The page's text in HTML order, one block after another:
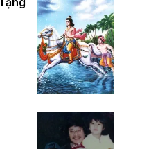
–
Phần 7: Luật nhân